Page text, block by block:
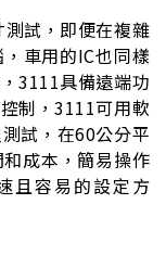
試，即便在複雜
車用的IC也同樣
3111具備遠端功
制，3111可用軟
試，在60公分平
成本，簡易操作
且容易的設定方